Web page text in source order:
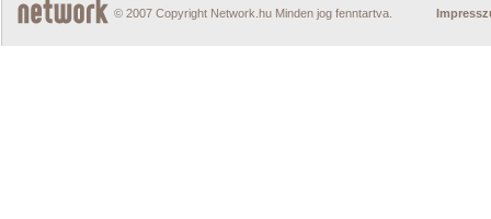
© 2007 Copyright Network.hu Minden jog fenntartva.